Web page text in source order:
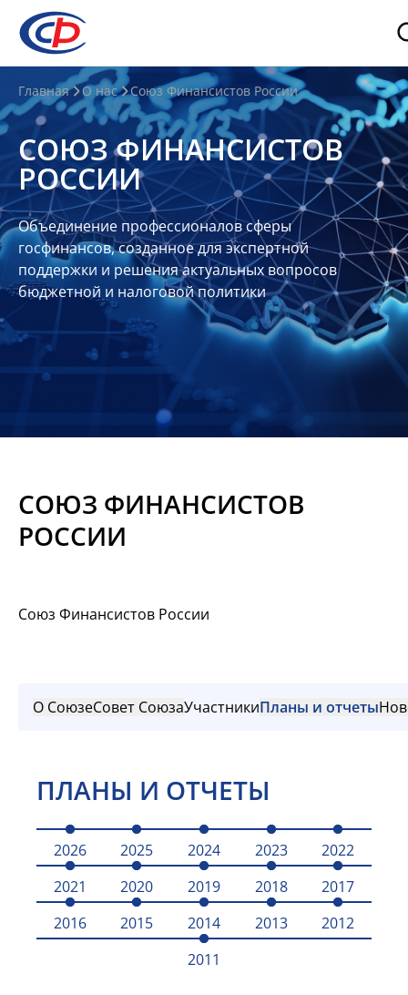
О
нас
О
СФР
Совет
Союза
Участники
Планы
отчеты
Контакты
Материалы
Главная О нас Союз Финансистов России
СОЮЗ ФИНАНСИСТОВ
РОССИИ
Объединение профессионалов сферы
госфинансов, созданное для экспертной
поддержки и решения актуальных вопросов
бюджетной и налоговой политики
СОЮЗ ФИНАНСИСТОВ
РОССИИ
Союз Финансистов России
О СоюзеСовет СоюзаУчастникиПланы и отчеты
ПЛАНЫ И ОТЧЕТЫ
2026 2025 2024 2023
2022
2021
2020 2019 2018
2017
2016
2015 2014 2013
2012
2011